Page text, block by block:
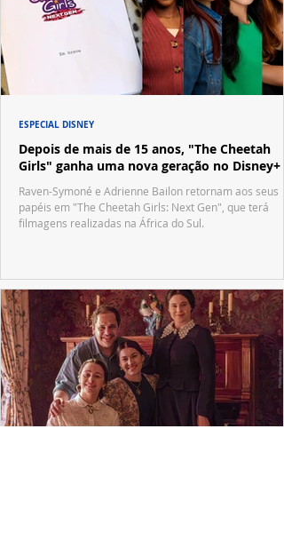
Depois de mais de 15 anos, "The Cheetah
Girls" ganha uma nova geração no Disney+
Raven-Symoné e Adrienne Bailon retornam aos seus
papéis em "The Cheetah Girls: Next Gen", que terá
filmagens realizadas na África do Sul.
ESPECIAL DISNEY